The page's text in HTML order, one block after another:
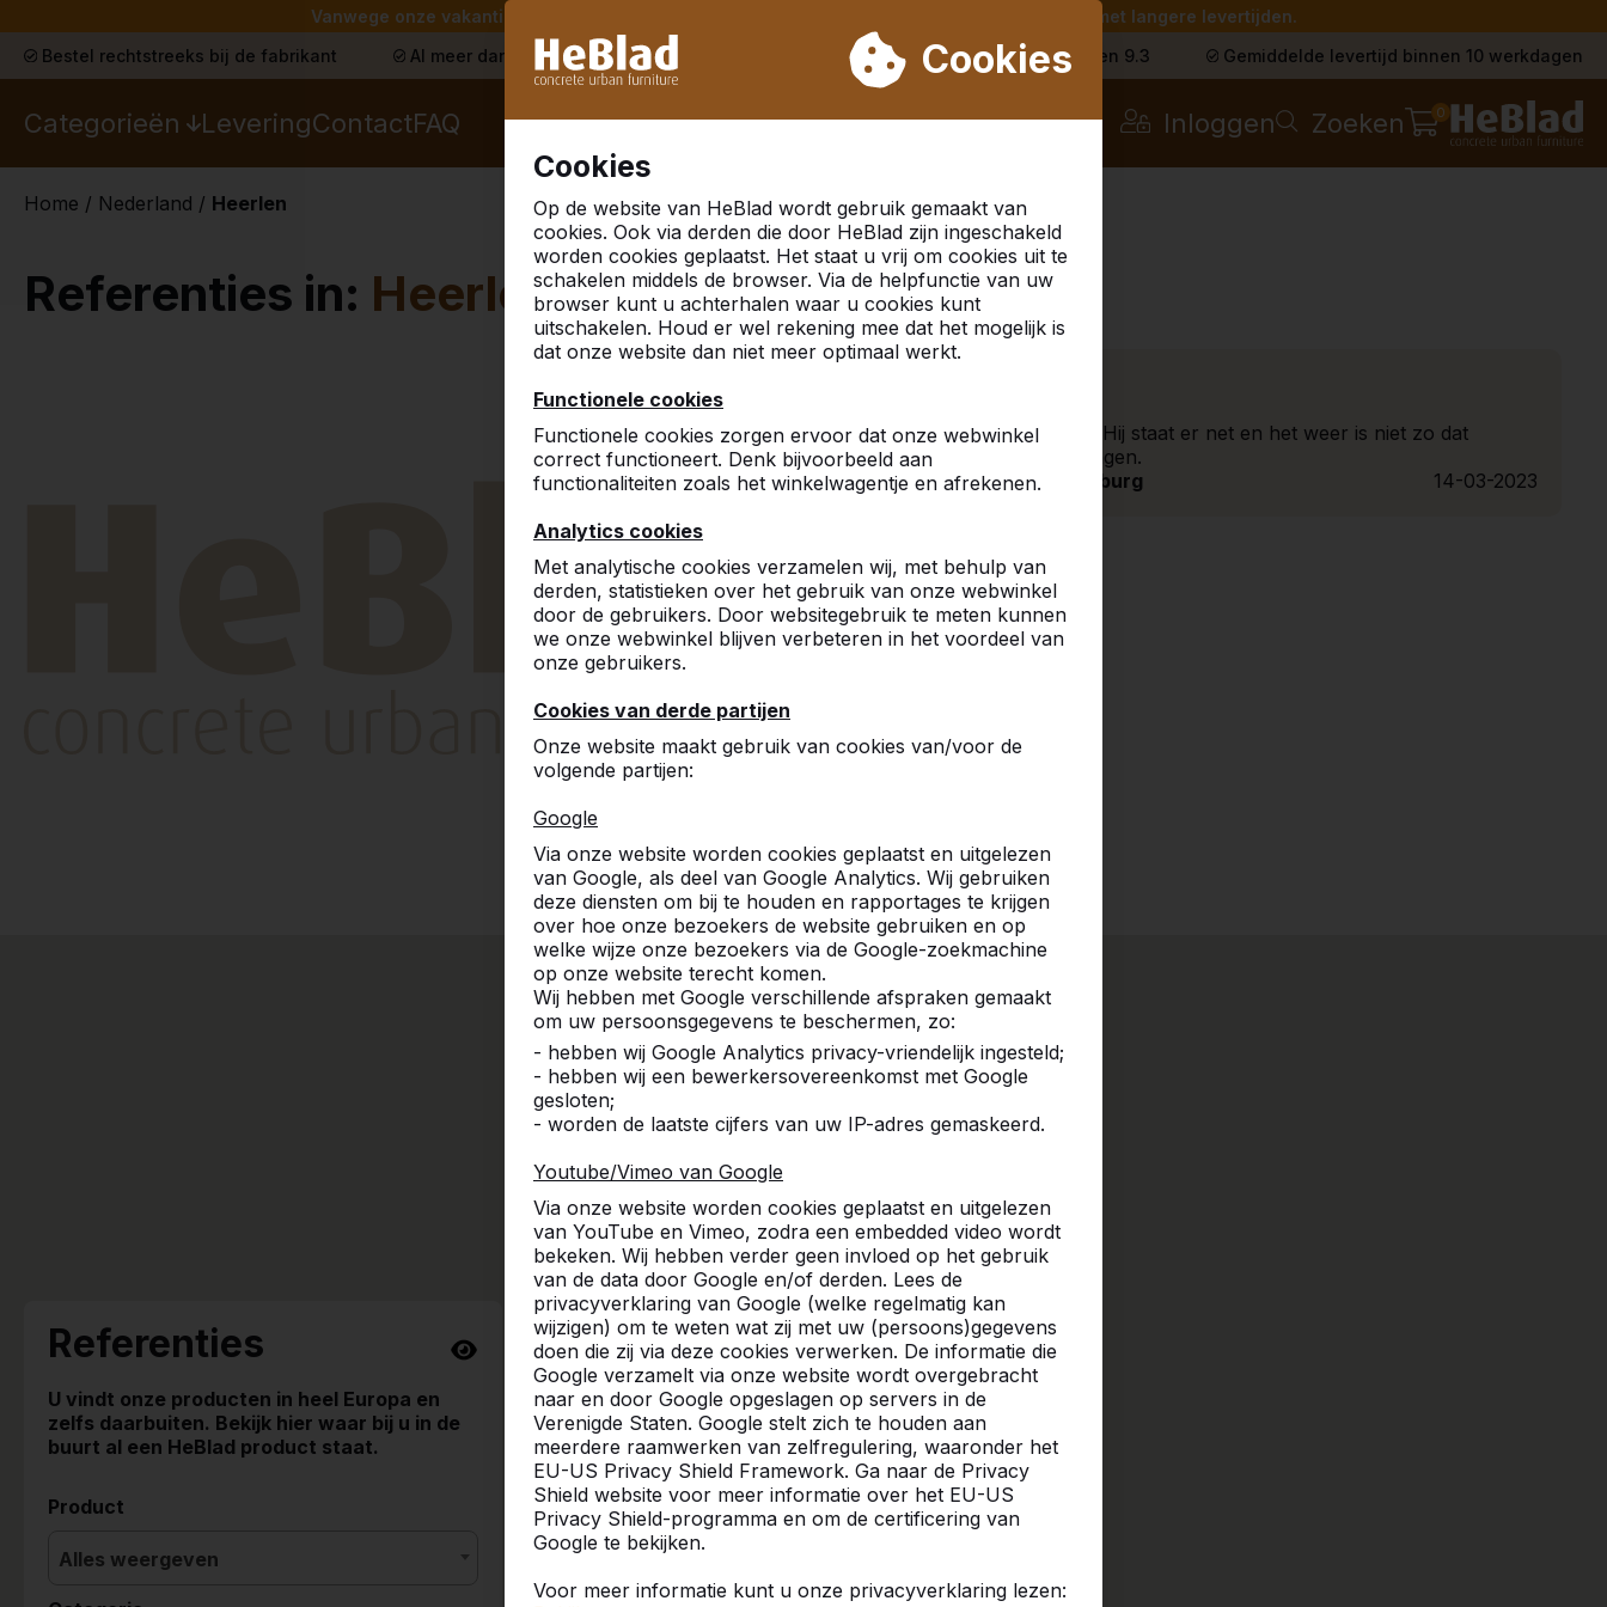
Vanwege onze vakantie leveren wij niet van week 31 t/m week 33. Houdt u daarom rekening met langere levertijden.
Cookies
Cookies
Op de website van HeBlad wordt gebruik gemaakt van
cookies. Ook via derden die door HeBlad zijn ingeschakeld
worden cookies geplaatst. Het staat u vrij om cookies uit te
schakelen middels de browser. Via de helpfunctie van uw
browser kunt u achterhalen waar u cookies kunt
uitschakelen. Houd er wel rekening mee dat het mogelijk is
dat onze website dan niet meer optimaal werkt.
Functionele cookies
Functionele cookies zorgen ervoor dat onze webwinkel
correct functioneert. Denk bijvoorbeeld aan
functionaliteiten zoals het winkelwagentje en afrekenen.
Analytics cookies
Met analytische cookies verzamelen wij, met behulp van
derden, statistieken over het gebruik van onze webwinkel
door de gebruikers. Door websitegebruik te meten kunnen
we onze webwinkel blijven verbeteren in het voordeel van
onze gebruikers.
Cookies van derde partijen
Onze website maakt gebruik van cookies van/voor de
volgende partijen:
Google
Via onze website worden cookies geplaatst en uitgelezen
van Google, als deel van Google Analytics. Wij gebruiken
deze diensten om bij te houden en rapportages te krijgen
over hoe onze bezoekers de website gebruiken en op
welke wijze onze bezoekers via de Google-zoekmachine
op onze website terecht komen.
Wij hebben met Google verschillende afspraken gemaakt
om uw persoonsgegevens te beschermen, zo:
- hebben wij Google Analytics privacy-vriendelijk ingesteld;
- hebben wij een bewerkersovereenkomst met Google
gesloten;
- worden de laatste cijfers van uw IP-adres gemaskeerd.
Youtube/Vimeo van Google
Via onze website worden cookies geplaatst en uitgelezen
van YouTube en Vimeo, zodra een embedded video wordt
bekeken. Wij hebben verder geen invloed op het gebruik
van de data door Google en/of derden. Lees de
privacyverklaring van Google (welke regelmatig kan
wijzigen) om te weten wat zij met uw (persoons)gegevens
doen die zij via deze cookies verwerken. De informatie die
Google verzamelt via onze website wordt overgebracht
naar en door Google opgeslagen op servers in de
Verenigde Staten. Google stelt zich te houden aan
meerdere raamwerken van zelfregulering, waaronder het
EU-US Privacy Shield Framework. Ga naar de Privacy
Shield website voor meer informatie over het EU-US
Privacy Shield-programma en om de certificering van
Google te bekijken.
Voor meer informatie kunt u onze privacyverklaring lezen:
Bestel rechtstreeks bij de fabrikant Al meer dan 30.000 producten verkocht Klanten beoordelen HeBlad met een 9.3 Gemiddelde levertijd binnen 10 werkdagen
Categorieën LeveringContactFAQ Inloggen Zoeken 0
Home / Nederland / Heerlen
Referenties in: Heerlen
Kan ik nog niets over zeggen. Hij staat er net en het weer is niet zo dat
mensen konden gaan pingpongen.
Roeland Cleuren, Wonen Limburg
14-03-2023
Referenties
U vindt onze producten in heel Europa en
zelfs daarbuiten. Bekijk hier waar bij u in de
buurt al een HeBlad product staat.
Product
Alles weergeven